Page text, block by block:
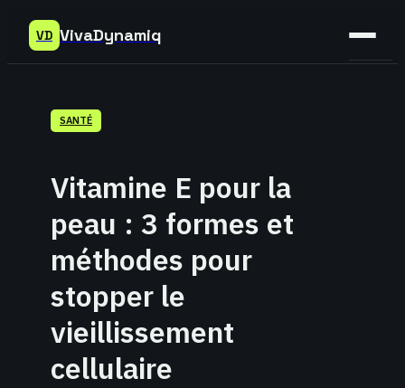
VD VivaDynamiq
SANTÉ
Vitamine E pour la
peau : 3 formes et
méthodes pour
stopper le
vieillissement
cellulaire